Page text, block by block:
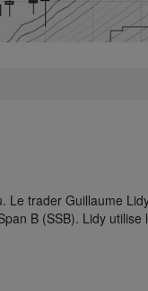
Le trader Guillaume
B (SSB). Lidy utilise